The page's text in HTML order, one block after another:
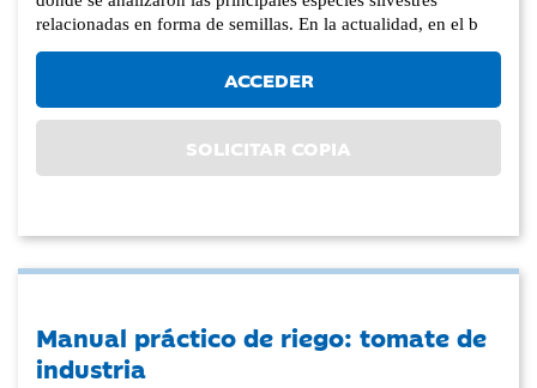
relacionadas en forma de semillas. En la actualidad, en el b
ACCEDER
SOLICITAR COPIA
Manual práctico de riego: tomate de
industria